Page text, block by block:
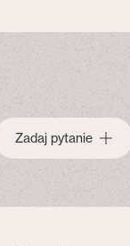
Zadaj pytanie